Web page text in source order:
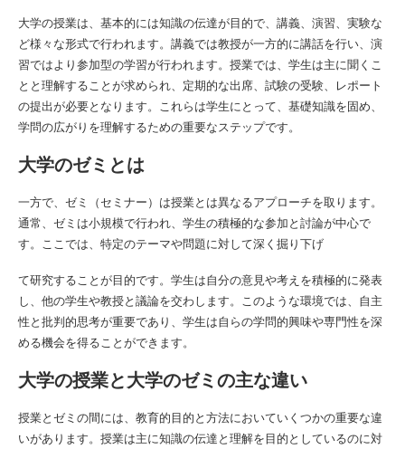
大学の授業は、基本的には知識の伝達が目的で、講義、演習、実験な
ど様々な形式で行われます。講義では教授が一方的に講話を行い、演
習ではより参加型の学習が行われます。授業では、学生は主に聞くこ
とと理解することが求められ、定期的な出席、試験の受験、レポート
の提出が必要となります。これらは学生にとって、基礎知識を固め、
学問の広がりを理解するための重要なステップです。
大学のゼミとは
一方で、ゼミ（セミナー）は授業とは異なるアプローチを取ります。
通常、ゼミは小規模で行われ、学生の積極的な参加と討論が中心で
す。ここでは、特定のテーマや問題に対して深く掘り下げ
て研究することが目的です。学生は自分の意見や考えを積極的に発表
し、他の学生や教授と議論を交わします。このような環境では、自主
性と批判的思考が重要であり、学生は自らの学問的興味や専門性を深
める機会を得ることができます。
大学の授業と大学のゼミの主な違い
授業とゼミの間には、教育的目的と方法においていくつかの重要な違
いがあります。授業は主に知識の伝達と理解を目的としているのに対